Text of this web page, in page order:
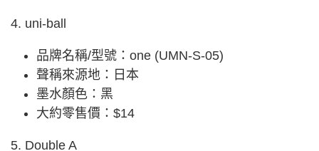
4. uni-ball
品牌名稱/型號：one (UMN-S-05)
聲稱來源地：日本
墨水顏色：黑
大約零售價：$14
5. Double A